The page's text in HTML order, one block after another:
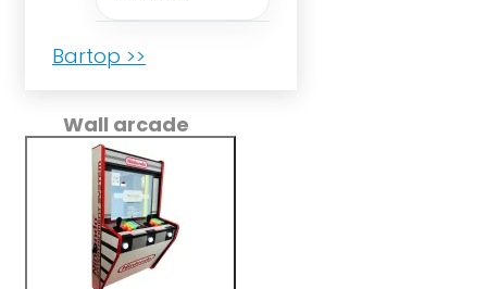
Bartop >>
Wall arcade